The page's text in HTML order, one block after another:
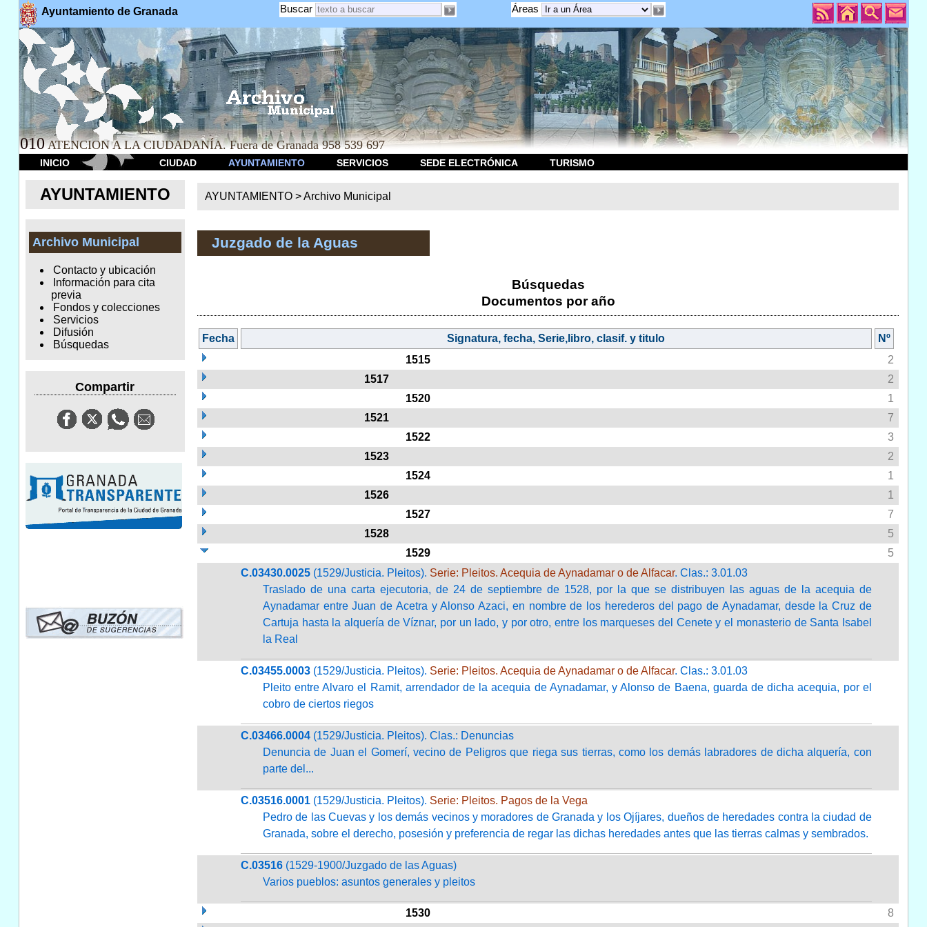
Ayuntamiento de Granada Áreas
Buscar
010 ATENCION A LA CIUDADANÍA. Fuera de Granada 958 539 697
INICIO CIUDAD AYUNTAMIENTO SERVICIOS SEDE ELECTRÓNICA TURISMO
AYUNTAMIENTO
Archivo Municipal
Contacto y ubicación
Información para cita
previa
Fondos y colecciones
Servicios
Difusión
Búsquedas
Compartir
AYUNTAMIENTO >Archivo Municipal
Juzgado de la Aguas
Búsquedas
Documentos por año
Fecha Signatura, fecha, Serie,libro, clasif. y titulo
Nº
1515
2
1517
2
1520
1
1521
7
1522
3
1523
2
1524
1
1526
1
1527
7
1528
5
1529
5
C.03430.0025(1529/Justicia. Pleitos). Serie: Pleitos. Acequia de Aynadamar o de Alfacar. Clas.: 3.01.03
Traslado de una carta ejecutoria, de 24 de septiembre de 1528, por la que se distribuyen las aguas de la acequia de
Aynadamar entre Juan de Acetra y Alonso Azaci, en nombre de los herederos del pago de Aynadamar, desde la Cruz de
Cartuja hasta la alquería de Víznar, por un lado, y por otro, entre los marqueses del Cenete y el monasterio de Santa Isabel
la Real
C.03455.0003(1529/Justicia. Pleitos). Serie: Pleitos. Acequia de Aynadamar o de Alfacar. Clas.: 3.01.03
Pleito entre Alvaro el Ramit, arrendador de la acequia de Aynadamar, y Alonso de Baena, guarda de dicha acequia, por el
cobro de ciertos riegos
C.03466.0004(1529/Justicia. Pleitos). Clas.: Denuncias
Denuncia de Juan el Gomerí, vecino de Peligros que riega sus tierras, como los demás labradores de dicha alquería, con
parte del...
C.03516.0001(1529/Justicia. Pleitos). Serie: Pleitos. Pagos de la Vega
Pedro de las Cuevas y los demás vecinos y moradores de Granada y los Ojíjares, dueños de heredades contra la ciudad de
Granada, sobre el derecho, posesión y preferencia de regar las dichas heredades antes que las tierras calmas y sembrados.
C.03516(1529-1900/Juzgado de las Aguas)
Varios pueblos: asuntos generales y pleitos
1530
8